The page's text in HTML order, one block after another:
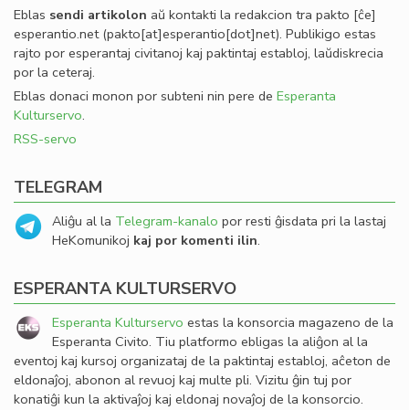
Eblas sendi artikolon aŭ kontakti la redakcion tra pakto [ĉe]
esperantio.net(pakto[at]esperantio[dot]net). Publikigo estas
rajto por esperantaj civitanoj kaj paktintaj establoj, laŭdiskrecia
por la ceteraj.
Eblas donaci monon por subteni nin pere de Esperanta
Kulturservo.
RSS-servo
TELEGRAM
Aliĝu al la Telegram-kanalo por resti ĝisdata pri la lastaj
HeKomunikoj kaj por komenti ilin.
ESPERANTA KULTURSERVO
Esperanta Kulturservo estas la konsorcia magazeno de la
Esperanta Civito. Tiu platformo ebligas la aliĝon al la
eventoj kaj kursoj organizataj de la paktintaj establoj, aĉeton de
eldonaĵoj, abonon al revuoj kaj multe pli. Vizitu ĝin tuj por
konatiĝi kun la aktivaĵoj kaj eldonaj novaĵoj de la konsorcio.